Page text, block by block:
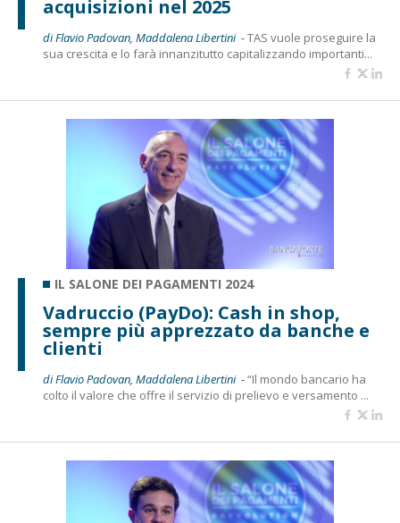
acquisizioni nel 2025
di Flavio Padovan, Maddalena Libertini -TAS vuole proseguire la
sua crescita e lo farà innanzitutto capitalizzando importanti...
IL SALONE DEI PAGAMENTI 2024
Vadruccio (PayDo): Cash in shop,
sempre più apprezzato da banche e
clienti
di Flavio Padovan, Maddalena Libertini -“Il mondo bancario ha
colto il valore che offre il servizio di prelievo e versamento ...